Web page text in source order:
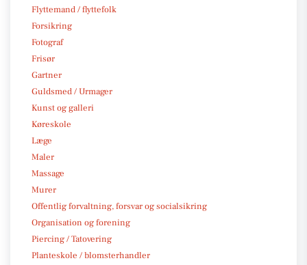
Flyttemand / flyttefolk
Forsikring
Fotograf
Frisør
Gartner
Guldsmed / Urmager
Kunst og galleri
Køreskole
Læge
Maler
Massage
Murer
Offentlig forvaltning, forsvar og socialsikring
Organisation og forening
Piercing / Tatovering
Planteskole / blomsterhandler